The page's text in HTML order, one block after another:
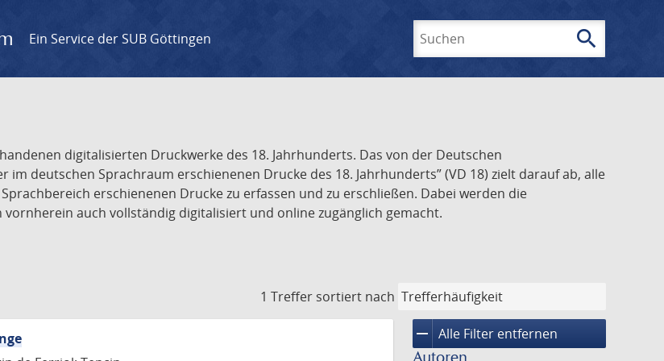
Ein Service der SUB Göttingen search
digitalisierten Druckwerke des 18. Jahrhunderts. Das von der Deutschen
deutschen Sprachraum erschienenen Drucke des 18. Jahrhunderts” (VD 18) zielt darauf ab, alle
erschienenen Drucke zu erfassen und zu erschließen. Dabei werden die
auch vollständig digitalisiert und online zugänglich gemacht.
1 Treffer sortiert nach
remove Alle Filter entfernen